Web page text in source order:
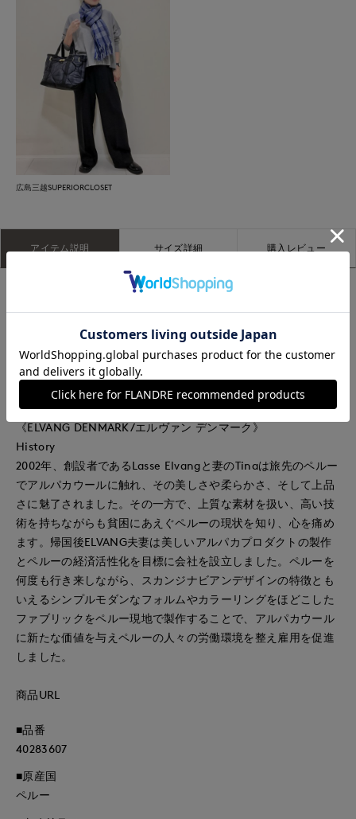
広島三越SUPERIORCLOSET
アイテム説明 サイズ詳細 購入レビュー
Amsterdamは柔らかなベビーアルパカウール100%で織られて
おり、暖かく通気性に優れています。素晴らしい織りのクラフ
トマンシップ技術がこのスカーフを芸術的でエレガントに仕上
げています。そして遊び心のある美しいストライプと細いライ
トフリンジがアクセントとなった軽やかな印象のアイテムで
《ELVANG DENMARK/エルヴァン デンマーク》
History
2002年、創設者であるLasse Elvangと妻のTinaは旅先のペルー
でアルパカウールに触れ、その美しさや柔らかさ、そして上品
さに魅了されました。その一方で、上質な素材を扱い、高い技
術を持ちながらも貧困にあえぐペルーの現状を知り、心を痛め
ます。帰国後ELVANG夫妻は美しいアルパカプロダクトの製作
とペルーの経済活性化を目標に会社を設立しました。ペルーを
何度も行き来しながら、スカンジナビアンデザインの特徴とも
いえるシンプルモダンなフォルムやカラーリングをほどこした
ファブリックをペルー現地で製作することで、アルパカウール
に新たな価値を与えペルーの人々の労働環境を整え雇用を促進
しました。
商品URL
■品番
40283607
■原産国
ペルー